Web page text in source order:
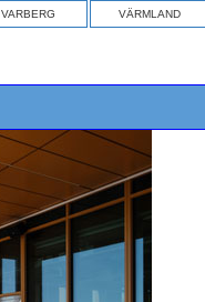
VARBERG VÄRMLAND